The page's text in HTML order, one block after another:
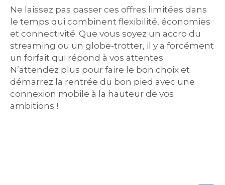
Ne laissez pas passer ces offres limitées dans
le temps qui combinent flexibilité, économies
et connectivité. Que vous soyez un accro du
streaming ou un globe-trotter, il y a forcément
un forfait qui répond à vos attentes.
N’attendez plus pour faire le bon choix et
démarrez la rentrée du bon pied avec une
connexion mobile à la hauteur de vos
ambitions !